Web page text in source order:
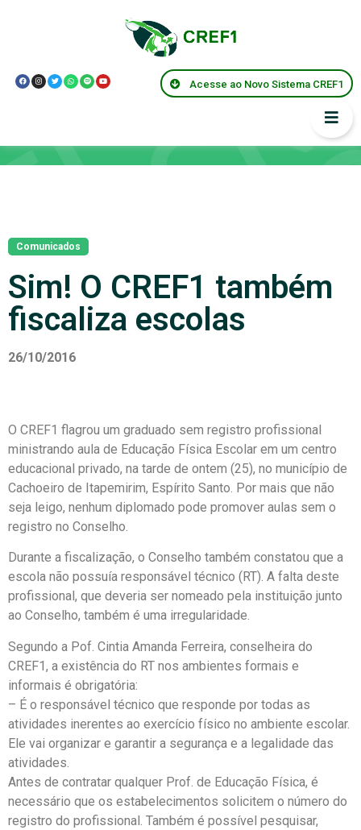
Acesse ao Novo Sistema CREF1
Comunicados
Sim! O CREF1 também
fiscaliza escolas
26/10/2016
O CREF1 flagrou um graduado sem registro profissional
ministrando aula de Educação Física Escolar em um centro
educacional privado, na tarde de ontem (25), no município de
Cachoeiro de Itapemirim, Espírito Santo. Por mais que não
seja leigo, nenhum diplomado pode promover aulas sem o
registro no Conselho.
Durante a fiscalização, o Conselho também constatou que a
escola não possuía responsável técnico (RT). A falta deste
profissional, que deveria ser nomeado pela instituição junto
ao Conselho, também é uma irregularidade.
Segundo a Pof. Cintia Amanda Ferreira, conselheira do
CREF1, a existência do RT nos ambientes formais e
informais é obrigatória:
– É o responsável técnico que responde por todas as
atividades inerentes ao exercício físico no ambiente escolar.
Ele vai organizar e garantir a segurança e a legalidade das
atividades.
Antes de contratar qualquer Prof. de Educação Física, é
necessário que os estabelecimentos solicitem o número do
registro do profissional. Também é possível pesquisar,